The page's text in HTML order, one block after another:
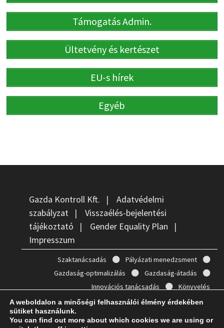
Támogatás Admin.
Ültetvény és kertészet
EU-s hírek
Egyéb
Gazda Kontroll Kft. | Adatvédelmi
szabályzat | Visszaélés-bejelentési
tájékoztató | Gender Equality Plan |
Impresszum
Szaktanácsadás
Pályázati menedzsment
Gazdaság-optimalizálás
Gazdaság-átadás
Innovációs tanácsadás
Könyvelés
A weboldalon a minőségi felhasználói élmény érdekében
sütiket használunk.
You can find out more about which cookies we are using or